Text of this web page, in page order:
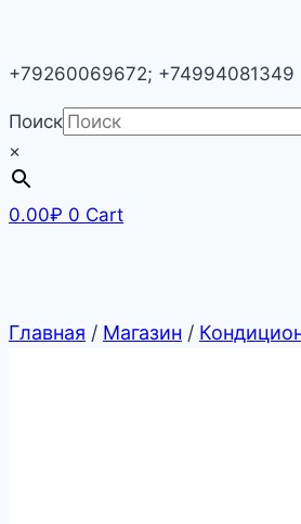
+79260069672; +74994081349
Поиск
×
0.00₽ 0 Cart
Главная / Магазин /